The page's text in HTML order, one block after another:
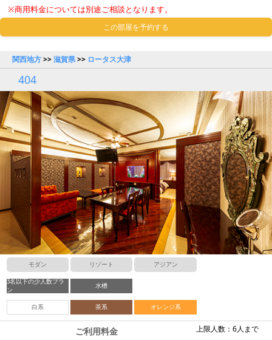
※商用料金については別途ご相談となります。
この部屋を予約する
関西地方>>滋賀県>> ロータス大津
404
モダン リゾート アジアン
3名以下の少人数プラ
ン
水槽
白系 茶系 オレンジ系
上限人数：6人まで
ご利用料金